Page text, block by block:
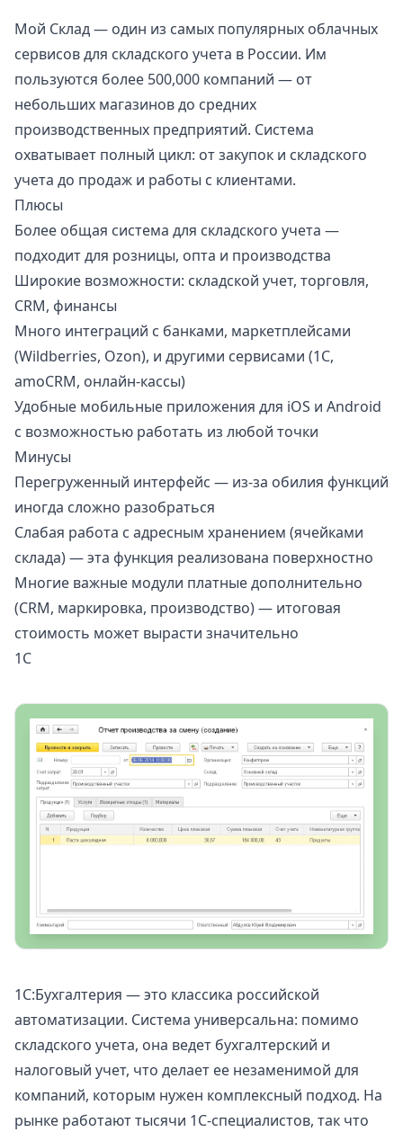
Мой Склад— один из самых популярных облачных
сервисов для складского учета в России. Им
пользуются более 500,000 компаний — от
небольших магазинов до средних
производственных предприятий. Система
охватывает полный цикл: от закупок и складского
учета до продаж и работы с клиентами.
Плюсы
Более общая система для складского учета —
подходит для розницы, опта и производства
Широкие возможности: складской учет, торговля,
CRM, финансы
Много интеграций с банками, маркетплейсами
(Wildberries, Ozon), и другими сервисами (1С,
amoCRM, онлайн-кассы)
Удобные мобильные приложения для iOS и Android
с возможностью работать из любой точки
Минусы
Перегруженный интерфейс — из-за обилия функций
иногда сложно разобраться
Слабая работа с адресным хранением (ячейками
склада) — эта функция реализована поверхностно
Многие важные модули платные дополнительно
(CRM, маркировка, производство) — итоговая
стоимость может вырасти значительно
1С
1С:Бухгалтерия — это классика российской
автоматизации. Система универсальна: помимо
складского учета, она ведет бухгалтерский и
налоговый учет, что делает ее незаменимой для
компаний, которым нужен комплексный подход. На
рынке работают тысячи 1С-специалистов, так что